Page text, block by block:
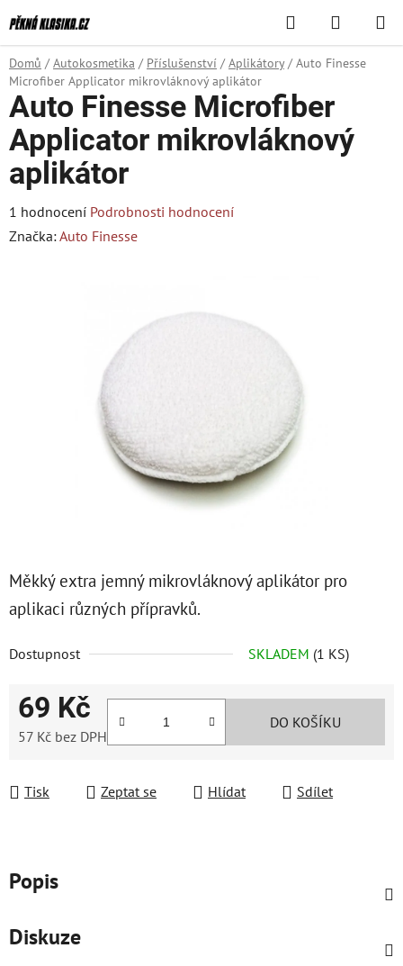
na
obsah
Hledat
KOŠÍK
Domů / Autokosmetika / Příslušenství / Aplikátory / Auto Finesse
Microfiber Applicator mikrovláknový aplikátor
Měkký extra jemný mikrovláknový aplikátor pro
aplikaci různých přípravků.
Dostupnost SKLADEM (1 KS)
69 Kč
57 Kč bez DPH
DO KOŠÍKU
Tisk Zeptat se Hlídat Sdílet
Auto Finesse Microfiber
Applicator mikrovláknový
aplikátor
Průměrné
hodnocení
1 hodnocení Podrobnosti hodnocení
Značka:Auto Finesse
Popis
Diskuze